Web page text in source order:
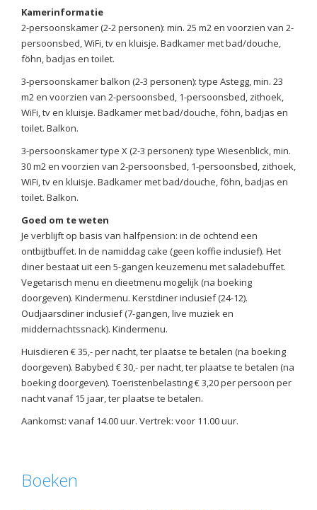
Kamerinformatie
2-persoonskamer (2-2 personen): min. 25 m2 en voorzien van 2-
persoonsbed, WiFi, tv en kluisje. Badkamer met bad/douche,
föhn, badjas en toilet.
3-persoonskamer balkon (2-3 personen): type Astegg, min. 23
m2 en voorzien van 2-persoonsbed, 1-persoonsbed, zithoek,
WiFi, tv en kluisje. Badkamer met bad/douche, föhn, badjas en
toilet. Balkon.
3-persoonskamer type X (2-3 personen): type Wiesenblick, min.
30 m2 en voorzien van 2-persoonsbed, 1-persoonsbed, zithoek,
WiFi, tv en kluisje. Badkamer met bad/douche, föhn, badjas en
toilet. Balkon.
Goed om te weten
Je verblijft op basis van halfpension: in de ochtend een
ontbijtbuffet. In de namiddag cake (geen koffie inclusief). Het
diner bestaat uit een 5-gangen keuzemenu met saladebuffet.
Vegetarisch menu en dieetmenu mogelijk (na boeking
doorgeven). Kindermenu. Kerstdiner inclusief (24-12).
Oudjaarsdiner inclusief (7-gangen, live muziek en
middernachtssnack). Kindermenu.
Huisdieren € 35,- per nacht, ter plaatse te betalen (na boeking
doorgeven). Babybed € 30,- per nacht, ter plaatse te betalen (na
boeking doorgeven). Toeristenbelasting € 3,20 per persoon per
nacht vanaf 15 jaar, ter plaatse te betalen.
Aankomst: vanaf 14.00 uur. Vertrek: voor 11.00 uur.
Boeken